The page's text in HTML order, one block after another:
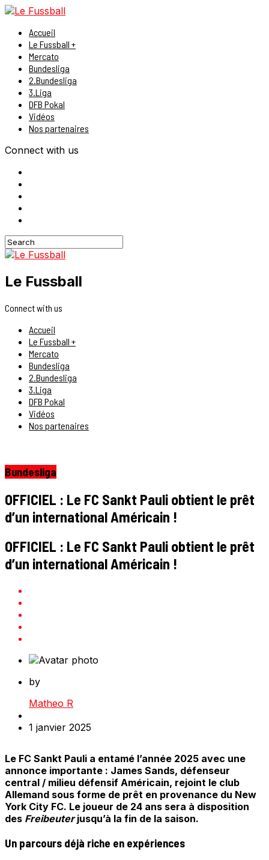
Accueil
Le Fussball +
Mercato
Bundesliga
2.Bundesliga
3.Liga
DFB Pokal
Vidéos
Nos partenaires
Connect with us
Le Fussball
Connect with us
Accueil
Le Fussball +
Mercato
Bundesliga
2.Bundesliga
3.Liga
DFB Pokal
Vidéos
Nos partenaires
Bundesliga
OFFICIEL : Le FC Sankt Pauli obtient le prêt
d’un international Américain !
OFFICIEL : Le FC Sankt Pauli obtient le prêt
d’un international Américain !
by
Matheo R
1 janvier 2025
Le FC Sankt Pauli a entamé l’année 2025 avec une
annonce importante : James Sands, défenseur
central / milieu défensif Américain, rejoint le club
Allemand sous forme de prêt en provenance du New
York City FC. Le joueur de 24 ans sera à disposition
des Freibeuterjusqu’à la fin de la saison.
Un parcours déjà riche en expériences